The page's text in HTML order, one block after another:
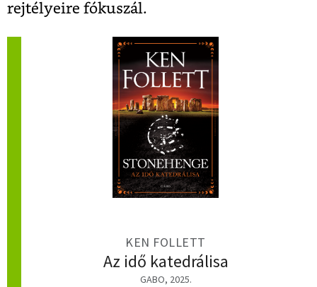
rejtélyeire fókuszál.
KEN FOLLETT
Az idő katedrálisa
GABO, 2025.